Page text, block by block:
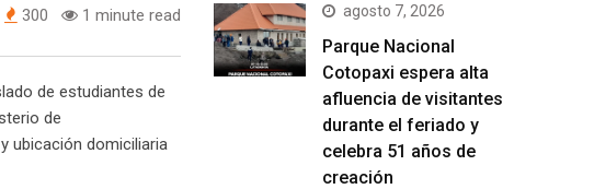
300 1 minute read
de estudiantes de
de
ubicación domiciliaria
agosto 7, 2026
Parque Nacional
Cotopaxi espera alta
afluencia de visitantes
durante el feriado y
celebra 51 años de
creación